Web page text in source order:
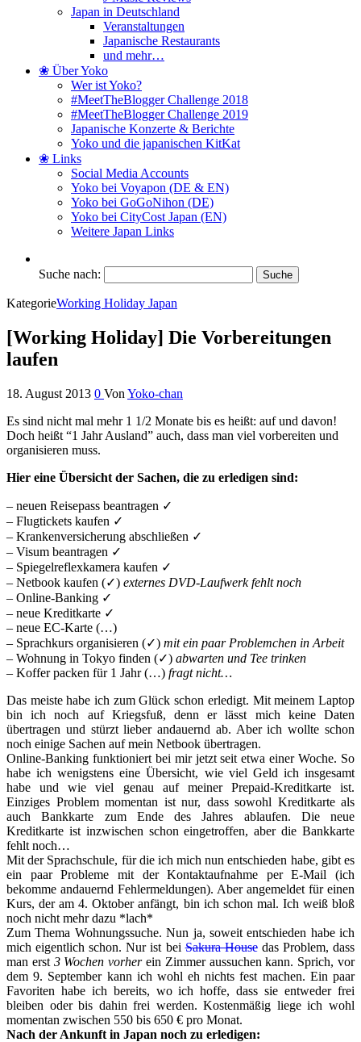
Japan in Deutschland
Veranstaltungen
Japanische Restaurants
und mehr…
❀ Über Yoko
Wer ist Yoko?
#MeetTheBlogger Challenge 2018
#MeetTheBlogger Challenge 2019
Japanische Konzerte & Berichte
Yoko und die japanischen KitKat
❀ Links
Social Media Accounts
Yoko bei Voyapon (DE & EN)
Yoko bei GoGoNihon (DE)
Yoko bei CityCost Japan (EN)
Weitere Japan Links
Suche nach:
KategorieWorking Holiday Japan
[Working Holiday] Die Vorbereitungen
laufen
18. August 2013 0 Von Yoko-chan
Es sind nicht mal mehr 1 1/2 Monate bis es heißt: auf und davon!
Doch heißt “1 Jahr Ausland” auch, dass man viel vorbereiten und
organisieren muss.
Hier eine Übersicht der Sachen, die zu erledigen sind:
– neuen Reisepass beantragen ✓
– Flugtickets kaufen ✓
– Krankenversicherung abschließen ✓
– Visum beantragen ✓
– Spiegelreflexkamera kaufen ✓
– Netbook kaufen (✓) externes DVD-Laufwerk fehlt noch
– Online-Banking ✓
– neue Kreditkarte ✓
– neue EC-Karte (…)
– Sprachkurs organisieren (✓) mit ein paar Problemchen in Arbeit
– Wohnung in Tokyo finden (✓) abwarten und Tee trinken
– Koffer packen für 1 Jahr (…) fragt nicht…
Das meiste habe ich zum Glück schon erledigt. Mit meinem Laptop
bin ich noch auf Kriegsfuß, denn er lässt mich keine Daten
übertragen und stürzt lieber andauernd ab. Aber ich wollte schon
noch einige Sachen auf mein Netbook übertragen.
Online-Banking funktioniert bei mir jetzt seit etwa einer Woche. So
habe ich wenigstens eine Übersicht, wie viel Geld ich insgesamt
habe und wie viel genau auf meiner Prepaid-Kreditkarte ist.
Einziges Problem momentan ist nur, dass sowohl Kreditkarte als
auch Bankkarte zum Ende des Jahres ablaufen. Die neue
Kreditkarte ist inzwischen schon eingetroffen, aber die Bankkarte
fehlt noch…
Mit der Sprachschule, für die ich mich nun entschieden habe, gibt es
ein paar Probleme mit der Kontaktaufnahme per E-Mail (ich
bekomme andauernd Fehlermeldungen). Aber angemeldet für einen
Kurs, der am 4. Oktober anfängt, bin ich schon mal. Ich weiß bloß
noch nicht mehr dazu *lach*
Zum Thema Wohnungssuche. Nun ja, soweit entschieden habe ich
mich eigentlich schon. Nur ist beiSakura Housedas Problem, dass
man erst 3 Wochen vorherein Zimmer aussuchen kann. Sprich, vor
dem 9. September kann ich wohl eh nichts fest machen. Ein paar
Favoriten habe ich bereits, wo ich hoffe, dass sie entweder frei
bleiben oder bis dahin frei werden. Kostenmäßig liege ich wohl
momentan zwischen 550 bis 650 € pro Monat.
Nach der Ankunft in Japan noch zu erledigen: